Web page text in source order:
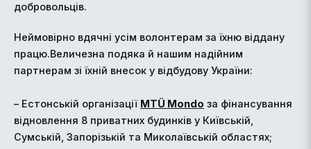
добровольців.
Неймовірно вдячні усім волонтерам за їхню віддану
працю.Величезна подяка й нашим надійним
партнерам зі їхній внесок у відбудову України:
– Естонській організації MTÜ Mondo за фінансування
відновлення 8 приватних будинків у Київській,
Сумській, Запорізькій та Миколаївській областях;